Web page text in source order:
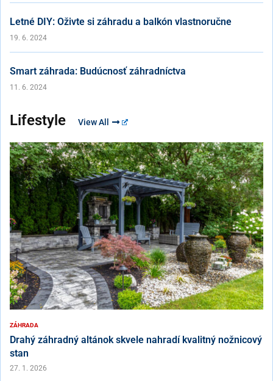
Letné DIY: Oživte si záhradu a balkón vlastnoručne
19. 6. 2024
Smart záhrada: Budúcnosť záhradníctva
11. 6. 2024
Lifestyle View All
ZÁHRADA
Drahý záhradný altánok skvele nahradí kvalitný nožnicový
stan
27. 1. 2026